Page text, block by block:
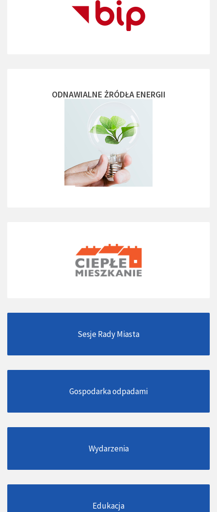
ODNAWIALNE ŻRÓDŁA ENERGII
Sesje Rady Miasta
Gospodarka odpadami
Wydarzenia
Edukacja